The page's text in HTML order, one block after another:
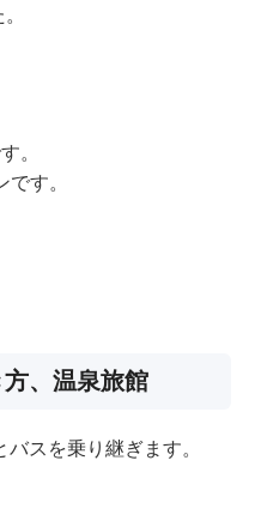
。
す。
、温泉旅館
スを乗り継ぎます。